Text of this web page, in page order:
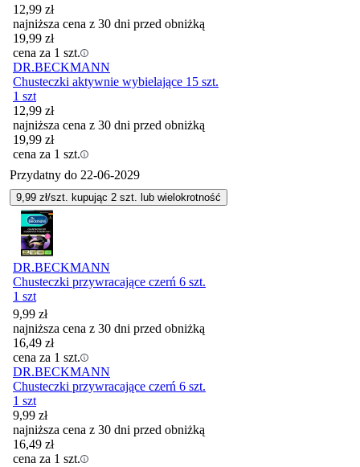
12,99 zł
najniższa cena z 30 dni przed obniżką
19,99 zł
cena za 1 szt.
DR.BECKMANN
Chusteczki aktywnie wybielające 15 szt.
1 szt
12,99 zł
najniższa cena z 30 dni przed obniżką
19,99 zł
cena za 1 szt.
Przydatny do 22-06-2029
9,99 zł/szt. kupując 2 szt. lub wielokrotność
DR.BECKMANN
Chusteczki przywracające czerń 6 szt.
1 szt
9,99 zł
najniższa cena z 30 dni przed obniżką
16,49 zł
cena za 1 szt.
DR.BECKMANN
Chusteczki przywracające czerń 6 szt.
1 szt
9,99 zł
najniższa cena z 30 dni przed obniżką
16,49 zł
cena za 1 szt.